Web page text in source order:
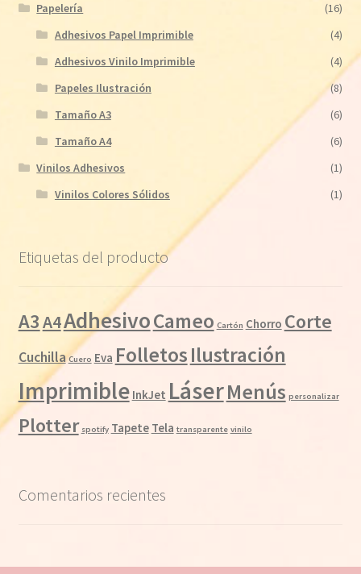
Papelería
(16)
Adhesivos Papel Imprimible
(4)
Adhesivos Vinilo Imprimible
(4)
Papeles Ilustración
(8)
Tamaño A3
(6)
Tamaño A4
(6)
Vinilos Adhesivos
(1)
Vinilos Colores Sólidos
(1)
Etiquetas del producto
A3A4AdhesivoCameo Cartón Chorro Corte
Cuchilla Cuero Eva FolletosIlustración
Imprimible InkJet LáserMenús personalizar
Plotter spotify Tapete Tela transparente vinilo
Comentarios recientes